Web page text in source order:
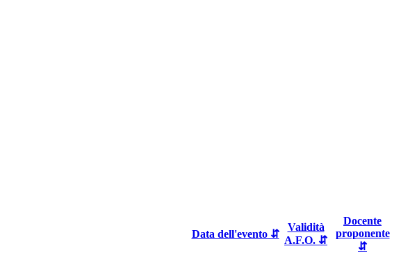
Data dell'evento ⇵
Validità
A.F.O. ⇵
Docente
proponente
⇵